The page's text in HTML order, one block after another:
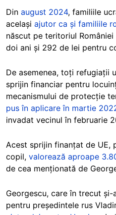
Din august 2024, familiile
același ajutor ca și familiile
născut pe teritoriul
doi ani și 292 de lei pentru
De asemenea, toți refugiații
sprijin financiar pentru
mecanismului de protecție
pus în aplicare în martie
invadat vecinul în februarie
Acest sprijin finanțat de UE,
copil, valorează aproape
de cea menționată de
Georgescu, care în trecut și-
pentru președintele rus